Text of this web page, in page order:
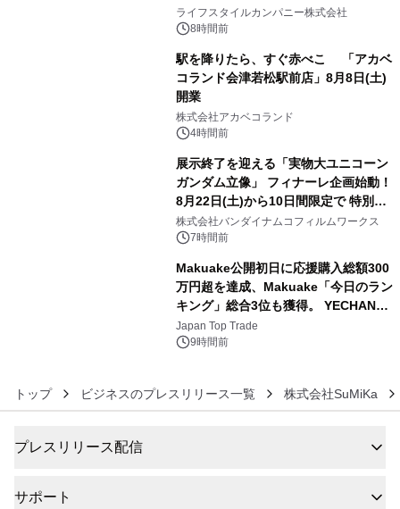
い、ポップでキュートなコレクショ
ン。
ライフスタイルカンパニー株式会社
8時間前
駅を降りたら、すぐ赤べこ 「アカベ
コランド会津若松駅前店」8月8日(土)
開業
株式会社アカベコランド
4時間前
展示終了を迎える「実物大ユニコーン
ガンダム立像」 フィナーレ企画始動！
8月22日(土)から10日間限定で 特別映
像『UNICORN GUNDAM Statue ―
BEYOND POSSIBILITY ―』を上映！
株式会社バンダイナムコフィルムワークス
7時間前
Makuake公開初日に応援購入総額300
万円超を達成、Makuake「今日のラン
キング」総合3位も獲得。 YECHAN音
浴シンギングボウル第2弾の大型サイ
ズ（XL・2XL・3XL）を先行販売中
Japan Top Trade
9時間前
トップ ビジネスのプレスリリース一覧 株式会社SuMiKa
プレスリリース配信
サポート